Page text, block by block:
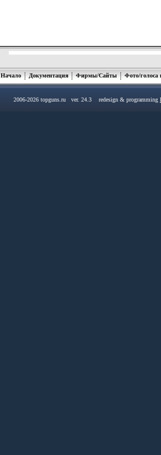
Начало Документация Фирмы/Сайты Фото/голоса
2006-2026 topguns.ru ver. 24.3 redesign & programming